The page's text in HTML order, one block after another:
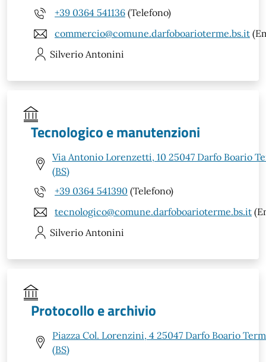
+39 0364 541136 (Telefono)
commercio@comune.darfoboarioterme.bs.it
Silverio Antonini
Tecnologico e manutenzioni
Via Antonio Lorenzetti, 10 25047 Darfo Boario
(BS)
+39 0364 541390 (Telefono)
tecnologico@comune.darfoboarioterme.bs.it
Silverio Antonini
Protocollo e archivio
Piazza Col. Lorenzini, 4 25047 Darfo Boario
(BS)